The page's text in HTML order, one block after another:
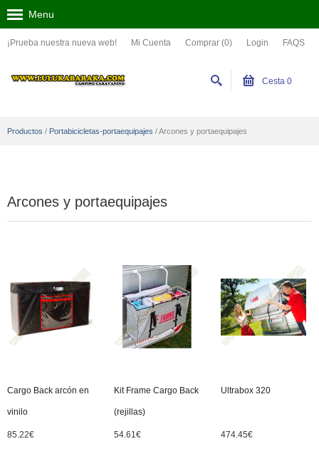
¡Prueba nuestra nueva web! Mi Cuenta Comprar (0) Login FAQS
Menu
Cesta 0
Productos / Portabicicletas-portaequipajes /Arcones y portaequipajes
Arcones y portaequipajes
Cargo Back arcón en
vinilo
85.22€
Kit Frame Cargo Back
(rejillas)
54.61€
Ultrabox 320
474.45€